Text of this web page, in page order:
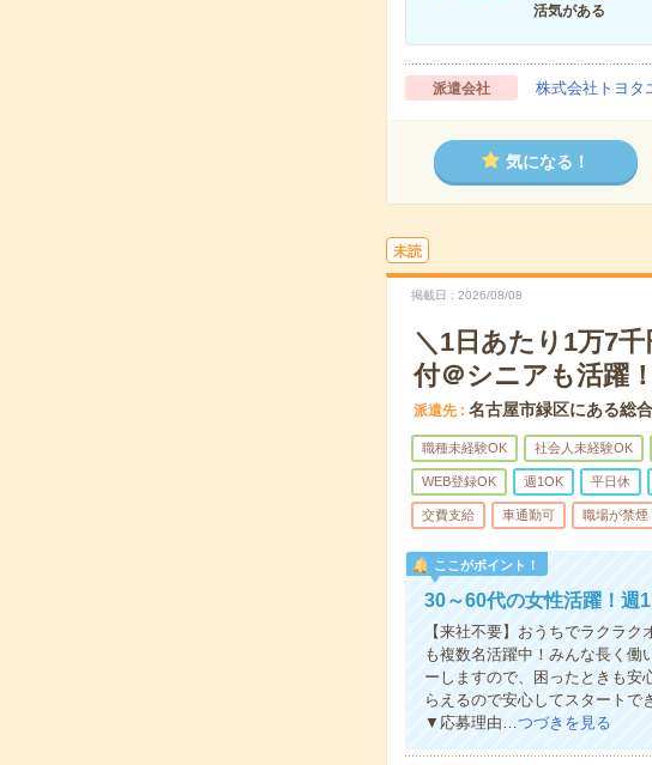
活気がある
派遣会社 株式会社トヨタ
気になる！
未読
掲載日 2026/08/08
＼1日あたり1万7
付＠シニアも活躍！
派遣先 名古屋市緑区にある総
職種未経験OK 社会人未経験OK
WEB登録OK 週1OK 平日休
交費支給 車通勤可 職場が禁煙
ここがポイント！
30～60代の女性活躍！週
【来社不要】おうちでラクラ
も複数名活躍中！みんな長く
ーしますので、困ったときも
らえるので安心してスタート
▼応募理由…つづきを見る